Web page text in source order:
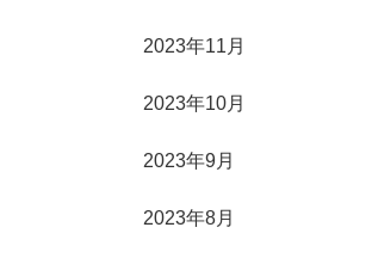
2023年11月
2023年10月
2023年9月
2023年8月